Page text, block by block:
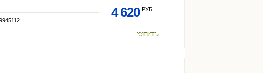
4 620 РУБ.
КУПИТЬ